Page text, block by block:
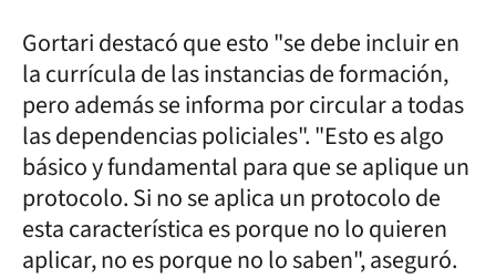
Gortari destacó que esto "se debe incluir en
la currícula de las instancias de formación,
pero además se informa por circular a todas
las dependencias policiales". "Esto es algo
básico y fundamental para que se aplique un
protocolo. Si no se aplica un protocolo de
esta característica es porque no lo quieren
aplicar, no es porque no lo saben", aseguró.